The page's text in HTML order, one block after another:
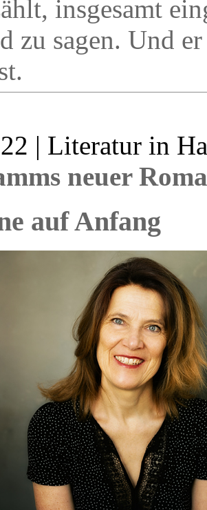
insgesamt
zu sagen. Und
| Literatur in
neuer
auf Anfang